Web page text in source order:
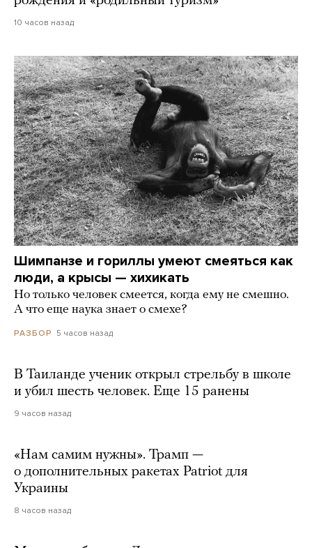
10 часов назад
Шимпанзе и гориллы умеют смеяться как
люди, а крысы — хихикать
Но только человек смеется, когда ему не смешно.
А что еще наука знает о смехе?
РАЗБОР 5 часов назад
В Таиланде ученик открыл стрельбу в школе
и убил шесть человек. Еще 15 ранены
9 часов назад
«Нам самим нужны». Трамп —
о дополнительных ракетах Patriot для
Украины
8 часов назад